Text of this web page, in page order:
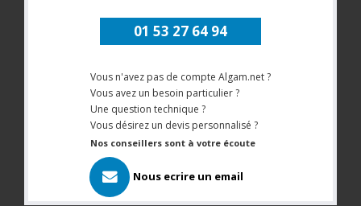
01 53 27 64 94
Vous n'avez pas de compte Algam.net ?
Vous avez un besoin particulier ?
Une question technique ?
Vous désirez un devis personnalisé ?
Nos conseillers sont à votre écoute
Nous ecrire un email